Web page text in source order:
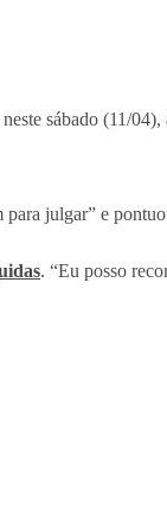
neste sábado (11/
julgar” e
. “Eu posso